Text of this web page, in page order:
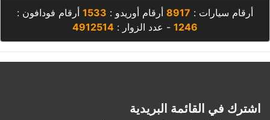
أرقام سيارات : 8917 أرقام أوريدو : 1533 أرقام فودافون :
1246 - عدد الزوار : 4912514
اشترك في القائمة البريدية